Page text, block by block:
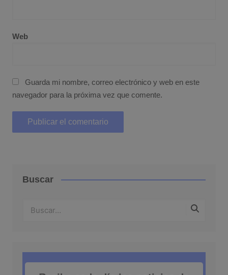
Web
Guarda mi nombre, correo electrónico y web en este
navegador para la próxima vez que comente.
Buscar